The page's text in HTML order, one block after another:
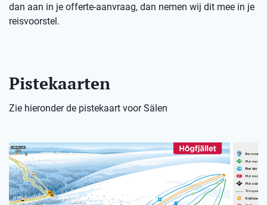
dan aan in je offerte-aanvraag, dan nemen wij dit mee in je
reisvoorstel.
Pistekaarten
Zie hieronder de pistekaart voor Sälen